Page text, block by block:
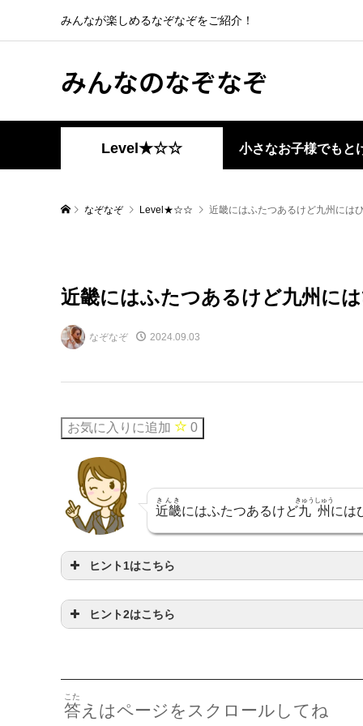
みんなが楽しめるなぞなぞをご紹介！
みんなのなぞなぞ
Level★☆☆ 小さなお子様でもと
なぞなぞ Level★☆☆ 近畿にはふたつあるけど九州には
近畿にはふたつあるけど九州に
なぞなぞ 2024.09.03
お気に入りに追加 0
近畿
きんき
にはふたつあるけど九州
きゅうしゅう
には
ヒント1はこちら
をよくみてね
ヒント2はこちら
らがなにしてみようね
答
こた
えはページをスクロールしてね